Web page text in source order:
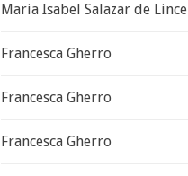
Maria Isabel Salazar de Lince
Francesca Gherro
Francesca Gherro
Francesca Gherro